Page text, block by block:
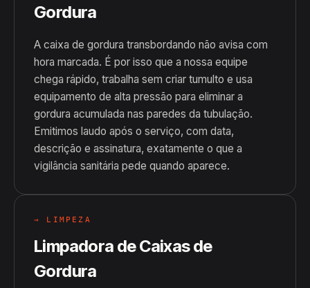
Gordura
A caixa de gordura transbordando não avisa com
hora marcada. É por isso que a nossa equipe
chega rápido, trabalha sem criar tumulto e usa
equipamento de alta pressão para eliminar a
gordura acumulada nas paredes da tubulação.
Emitimos laudo após o serviço, com data,
descrição e assinatura, exatamente o que a
vigilância sanitária pede quando aparece.
→ LIMPEZA
Limpadora de Caixas de
Gordura